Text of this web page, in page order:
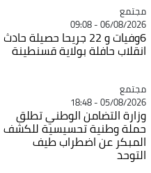
Catégorie
مجتمع
06/08/2026 - 09:08
6وفيات و 22 جريحا حصيلة حادث
انقلاب حافلة بولاية قسنطينة
Catégorie
مجتمع
05/08/2026 - 18:48
وزارة التضامن الوطني تطلق
حملة وطنية تحسيسية للكشف
المبكر عن اضطراب طيف
التوحد